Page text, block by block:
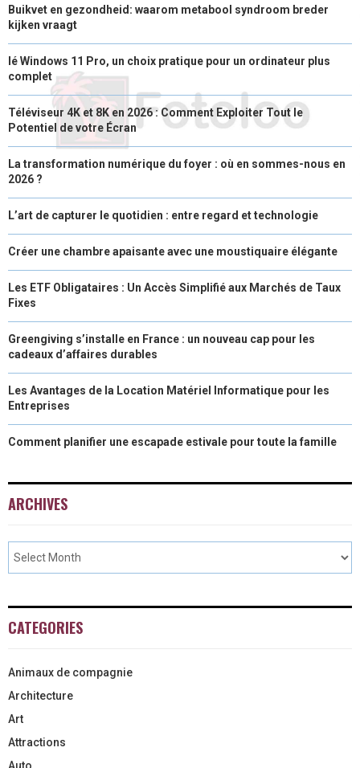
E
)
K S N
Buikvet en gezondheid: waarom metabool syndroom breder
kijken vraagt
lé Windows 11 Pro, un choix pratique pour un ordinateur plus
complet
Téléviseur 4K et 8K en 2026 : Comment Exploiter Tout le
Potentiel de votre Écran
La transformation numérique du foyer : où en sommes-nous en
2026 ?
L’art de capturer le quotidien : entre regard et technologie
Créer une chambre apaisante avec une moustiquaire élégante
Les ETF Obligataires : Un Accès Simplifié aux Marchés de Taux
Fixes
Greengiving s’installe en France : un nouveau cap pour les
cadeaux d’affaires durables
Les Avantages de la Location Matériel Informatique pour les
Entreprises
Comment planifier une escapade estivale pour toute la famille
ARCHIVES
CATEGORIES
Animaux de compagnie
Architecture
Art
Attractions
Auto